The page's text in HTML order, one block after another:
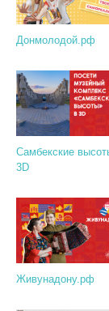
Донмолодой.рф
Самбекские
3D
Живунадону.рф